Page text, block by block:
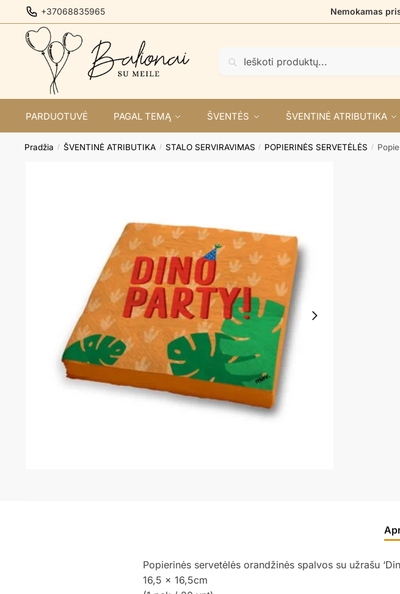
to
navigation
to
content
+37068835965 Nemokamas
PARDUOTUVĖ PAGAL TEMĄ ŠVENTĖS ŠVENTINĖ ATRIBUTIKA
Pradžia / ŠVENTINĖ ATRIBUTIKA / STALO SERVIRAVIMAS / POPIERINĖS SERVETĖLĖS /
Popierinės servetėlės orandžinės spalvos su užrašu
16,5 x 16,5cm